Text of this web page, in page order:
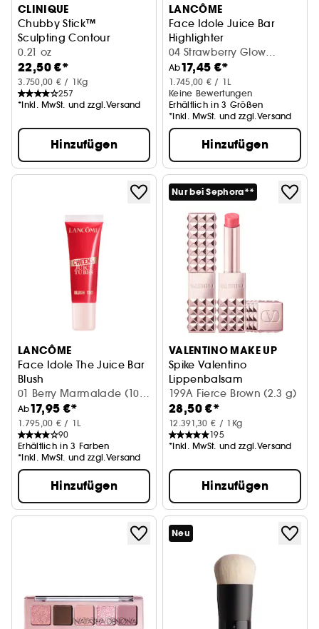
CLINIQUE
Chubby Stick™
Sculpting Contour
0.21 oz
22,50 €*
3.750,00 € / 1Kg
257
*Inkl. MwSt. und zzgl.Versand
Hinzufügen
LANCÔME
Face Idole Juice Bar
Highlighter
04 Strawberry Glow
Cream (10 ml)
Ab17,45 €*
1.745,00 € / 1L
Keine Bewertungen
Erhältlich in 3 Größen
*Inkl. MwSt. und zzgl.Versand
Hinzufügen
LANCÔME
Face Idole The Juice Bar
Blush
Rouge (Creme)
01 Berry Marmalade (10
ml)
Ab17,95 €*
1.795,00 € / 1L
90
Erhältlich in 3 Farben
*Inkl. MwSt. und zzgl.Versand
Hinzufügen
Nur bei Sephora**
VALENTINO MAKE UP
Spike Valentino
Lippenbalsam
199A Fierce Brown (2.3 g)
28,50 €*
12.391,30 € / 1Kg
195
*Inkl. MwSt. und zzgl.Versand
Hinzufügen
Neu